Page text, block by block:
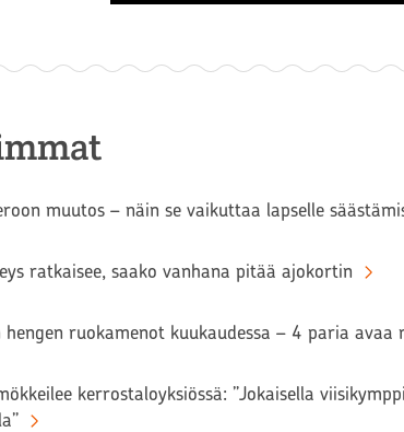
muutos – näin se vaikuttaa lapselle
ratkaisee, saako vanhana pitää ajokortin
hengen ruokamenot kuukaudessa – 4 paria avaa
kerrostaloyksiössä: ”Jokaisella